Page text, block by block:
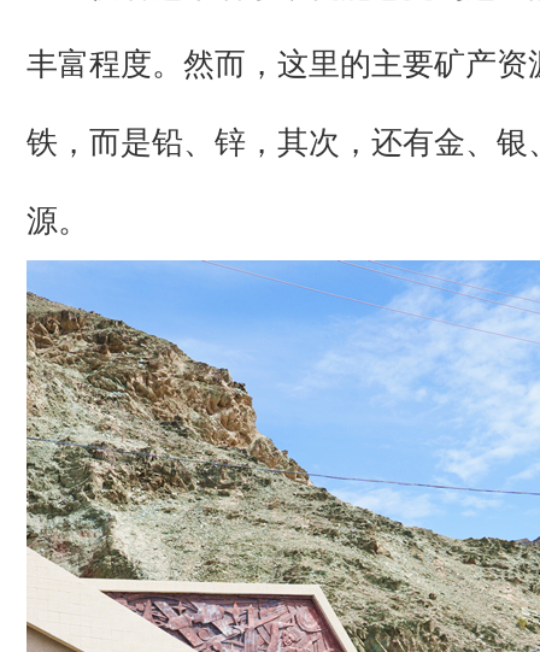
丰富程度。然而，这里的主要矿产资
铁，而是铅、锌，其次，还有金、银
源。